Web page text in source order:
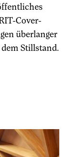
Cover-
überlanger
Stillstand.